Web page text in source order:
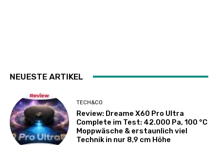
NEUESTE ARTIKEL
TECH&CO
Review: Dreame X60 Pro Ultra
Complete im Test: 42.000 Pa, 100 °C
Moppwäsche & erstaunlich viel
Technik in nur 8,9 cm Höhe